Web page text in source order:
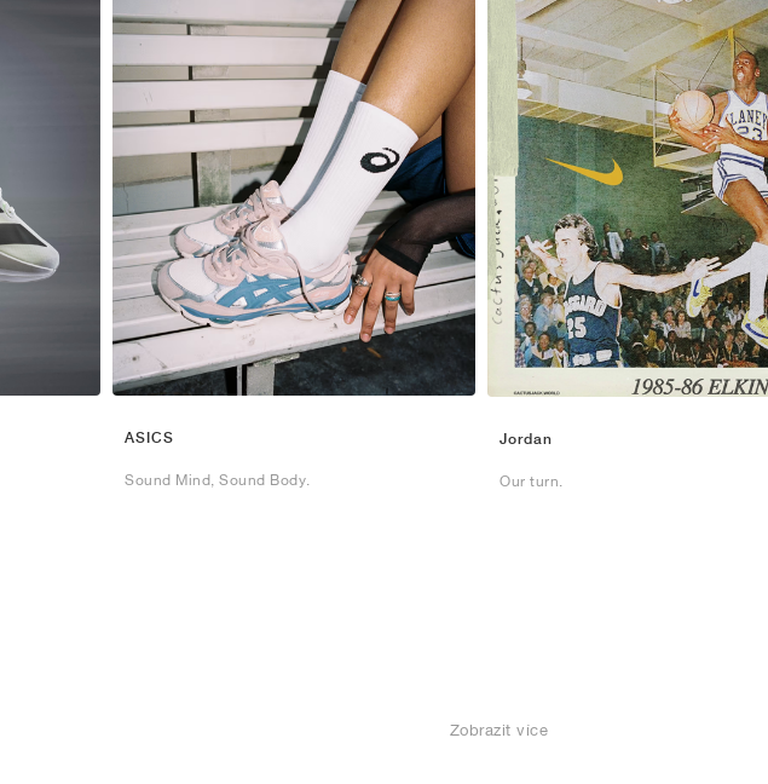
ASICS
Sound Mind, Sound Body.
Jordan
Our turn.
Zobrazit více